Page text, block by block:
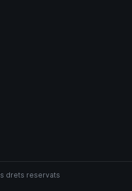
drets reservats